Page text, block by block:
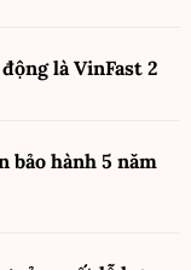
là VinFast 2
bảo hành 5 năm